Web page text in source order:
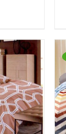
zł.
VIEW